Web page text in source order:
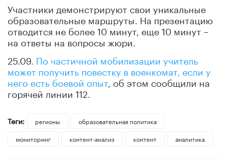
Участники демонстрируют свои уникальные
образовательные маршруты. На презентацию
отводится не более 10 минут, еще 10 минут –
на ответы на вопросы жюри.
25.09. По частичной мобилизации учитель
может получить повестку в военкомат, если у
него есть боевой опыт, об этом сообщили на
горячей линии 112.
Теги: регионы
образовательная политика
мониторинг
контент-анализ контент аналитика